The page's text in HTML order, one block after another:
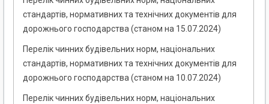
стандартів, нормативних та технічних документів для
дорожнього господарства (станом на 15.07.2024)
Перелік чинних будівельних норм, національних
стандартів, нормативних та технічних документів для
дорожнього господарства (станом на 10.07.2024)
Перелік чинних будівельних норм, національних